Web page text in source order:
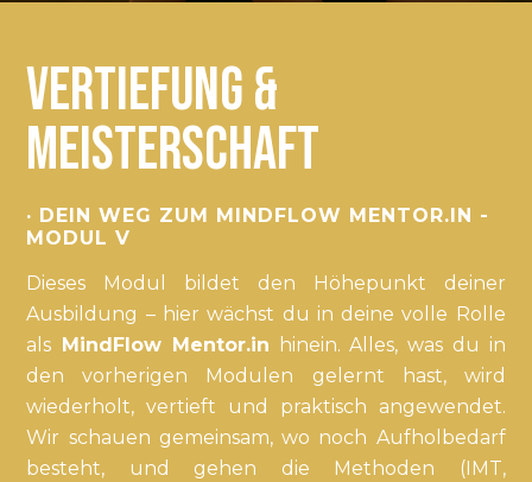
Vertiefung &
Meisterschaft
· DEIN WEG ZUM MINDFLOW MENTOR.IN -
MODUL V
Dieses Modul bildet den Höhepunkt deiner
Ausbildung – hier wächst du in deine volle Rolle
als MindFlow Mentor.in hinein. Alles, was du in
den vorherigen Modulen gelernt hast, wird
wiederholt, vertieft und praktisch angewendet.
Wir schauen gemeinsam, wo noch Aufholbedarf
besteht, und gehen die Methoden (IMT,